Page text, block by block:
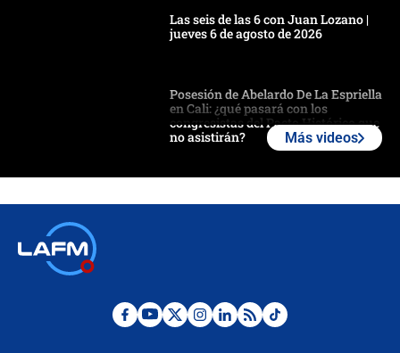
Las seis de las 6 con Juan Lozano |
jueves 6 de agosto de 2026
Posesión de Abelardo De La Espriella
en Cali: ¿qué pasará con los
congresistas del Pacto Histórico que
no asistirán?
¿Por qué De la Espriella gobernará
Más videos